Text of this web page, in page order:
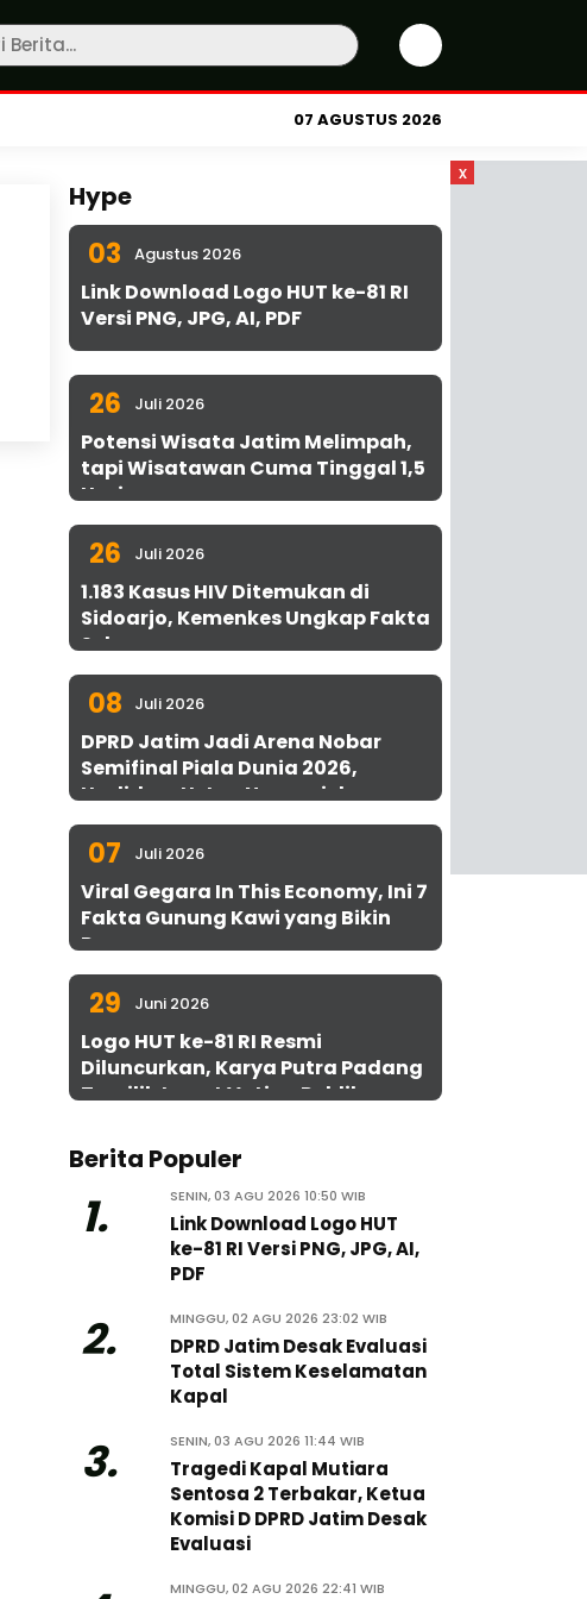
07 AGUSTUS 2026
x
Hype
03 Agustus 2026
Link Download Logo HUT ke-81 RI
Versi PNG, JPG, AI, PDF
26 Juli 2026
Potensi Wisata Jatim Melimpah,
tapi Wisatawan Cuma Tinggal 1,5
Hari
26 Juli 2026
1.183 Kasus HIV Ditemukan di
Sidoarjo, Kemenkes Ungkap Fakta
Sebenarnya
08 Juli 2026
DPRD Jatim Jadi Arena Nobar
Semifinal Piala Dunia 2026,
Hadirkan Uston Nawawi dan
UMKM Gratis untuk 1.000 Warga
07 Juli 2026
Viral Gegara In This Economy, Ini 7
Fakta Gunung Kawi yang Bikin
Penasaran
29 Juni 2026
Logo HUT ke-81 RI Resmi
Diluncurkan, Karya Putra Padang
Terpilih Lewat Voting Publik
Berita Populer
1. SENIN, 03 AGU 2026 10:50 WIB
Link Download Logo HUT
ke-81 RI Versi PNG, JPG, AI,
PDF
2. MINGGU, 02 AGU 2026 23:02 WIB
DPRD Jatim Desak Evaluasi
Total Sistem Keselamatan
Kapal
3. SENIN, 03 AGU 2026 11:44 WIB
Tragedi Kapal Mutiara
Sentosa 2 Terbakar, Ketua
Komisi D DPRD Jatim Desak
Evaluasi
MINGGU, 02 AGU 2026 22:41 WIB